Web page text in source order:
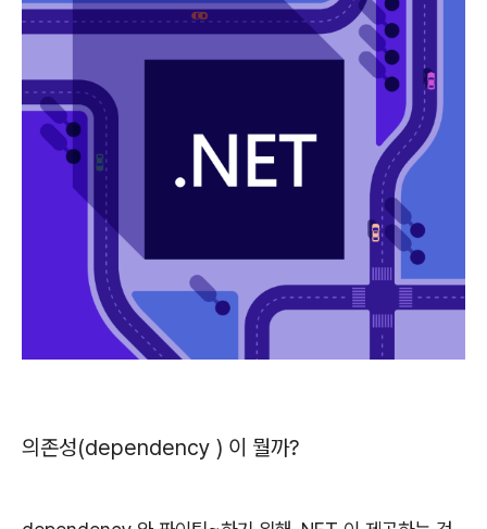
의존성(dependency ) 이 뭘까?